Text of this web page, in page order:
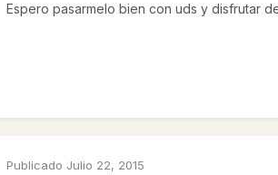
Espero pasarmelo bien con uds y disfrutar
Publicado Julio 22, 2015